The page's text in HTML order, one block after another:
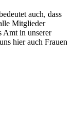
auch, dass
Mitglieder
Amt in unserer
hier auch Frauen